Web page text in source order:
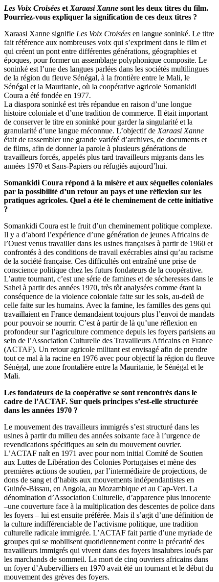
Les Voix Croisées et Xaraasi Xanne sont les deux titres du film.
Pourriez-vous expliquer la signification de ces deux titres ?
Xaraasi Xanne signifie Les Voix Croisées en langue soninké. Le titre
fait référence aux nombreuses voix qui s’expriment dans le film et
qui créent un pont entre différentes générations, géographies et
époques, pour former un assemblage polyphonique composite. Le
soninké est l’une des langues parlées dans les sociétés multilingues
de la région du fleuve Sénégal, à la frontière entre le Mali, le
Sénégal et la Mauritanie, où la coopérative agricole Somankidi
Coura a été fondée en 1977.
La diaspora soninké est très répandue en raison d’une longue
histoire coloniale et d’une tradition de commerce. Il était important
de conserver le titre en soninké pour garder la singularité et la
granularité d’une langue méconnue. L’objectif de Xaraasi Xanne
était de rassembler une grande variété d’archives, de documents et
de films, afin de donner la parole à plusieurs générations de
travailleurs forcés, appelés plus tard travailleurs migrants dans les
années 1970 et Sans-Papiers ou réfugiés aujourd’hui.
Somankidi Coura répond à la misère et aux séquelles coloniales
par la possibilité d’un retour au pays et une réflexion sur les
pratiques agricoles. Quel a été le cheminement de cette initiative
?
Somankidi Coura est le fruit d’un cheminement politique complexe.
Il y a d’abord l’expérience d’une génération de jeunes Africains de
l’Ouest venus travailler dans les usines françaises à partir de 1960 et
confrontés à des conditions de travail exécrables ainsi qu’au racisme
de la société française. Ces difficultés ont entraîné une prise de
conscience politique chez les futurs fondateurs de la coopérative.
L’autre tournant, c’est une série de famines et de sécheresses dans le
Sahel à partir des années 1970, très tôt analysées comme étant la
conséquence de la violence coloniale faite sur les sols, au-delà de
celle faite sur les humains. Avec la famine, les familles des gens qui
travaillaient en France demandaient toujours plus l’envoi de mandats
pour pouvoir se nourrir. C’est à partir de là qu’une réflexion en
profondeur sur l’agriculture commence depuis les foyers parisiens au
sein de l’Association Culturelle des Travailleurs Africains en France
(ACTAF). Un retour agricole militant est envisagé afin de prendre
tout ce mal à la racine en 1976 avec pour objectif la région du fleuve
Sénégal, une zone frontalière entre la Mauritanie, le Sénégal et le
Mali.
Les fondateurs de la coopérative se sont rencontrés dans le
cadre de l’ACTAF. Sur quels principes s’est-elle structurée
dans les années 1970 ?
Le mouvement des travailleurs immigrés s’est structuré dans les
usines à partir du milieu des années soixante face à l’urgence de
revendications spécifiques au sein du mouvement ouvrier.
L’ACTAF naît en 1971 avec pour nom initial Comité de Soutien
aux Luttes de Libération des Colonies Portugaises et mène des
premières actions de soutien, par l’intermédiaire de projections, de
dons de sang et d’habits aux mouvements indépendantistes en
Guinée-Bissau, en Angola, au Mozambique et au Cap-Vert. La
dénomination d’Association Culturelle, d’apparence plus innocente
–une couverture face à la multiplication des descentes de police dans
les foyers – lui est ensuite préférée. Mais il s’agit d’une définition de
la culture indifférenciable de l’activisme politique, une tradition
culturelle radicale immigrée. L’ACTAF fait partie d’une myriade de
groupes qui se mobilisent quotidiennement contre la précarité des
travailleurs immigrés qui vivent dans des foyers insalubres loués par
les marchands de sommeil. La mort de cinq ouvriers africains dans
un foyer d’Aubervilliers en 1970 avait été un tournant et le début du
mouvement des grèves des foyers.